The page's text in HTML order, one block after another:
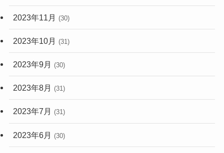
2023年11月 (30)
2023年10月 (31)
2023年9月 (30)
2023年8月 (31)
2023年7月 (31)
2023年6月 (30)